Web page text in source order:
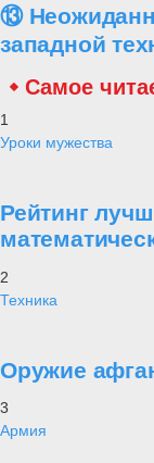
⑬
западной
Самое
1
Уроки мужества
Рейтинг
2
Техника
Оружие
3
Армия